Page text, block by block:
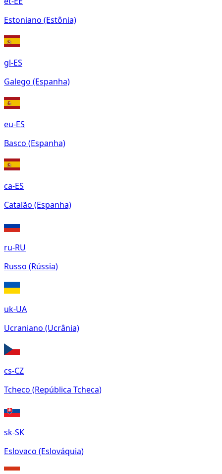
Estoniano (Estônia)
gl-ES
Galego (Espanha)
eu-ES
Basco (Espanha)
ca-ES
Catalão (Espanha)
ru-RU
Russo (Rússia)
uk-UA
Ucraniano (Ucrânia)
cs-CZ
Tcheco (República Tcheca)
sk-SK
Eslovaco (Eslováquia)